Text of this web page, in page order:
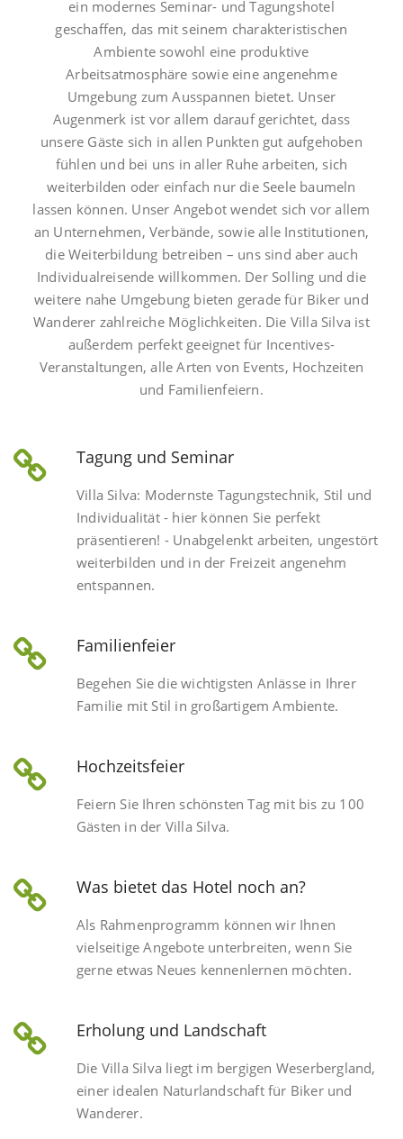
ein modernes Seminar- und Tagungshotel
geschaffen, das mit seinem charakteristischen
Ambiente sowohl eine produktive
Arbeitsatmosphäre sowie eine angenehme
Umgebung zum Ausspannen bietet. Unser
Augenmerk ist vor allem darauf gerichtet, dass
unsere Gäste sich in allen Punkten gut aufgehoben
fühlen und bei uns in aller Ruhe arbeiten, sich
weiterbilden oder einfach nur die Seele baumeln
lassen können. Unser Angebot wendet sich vor allem
an Unternehmen, Verbände, sowie alle Institutionen,
die Weiterbildung betreiben – uns sind aber auch
Individualreisende willkommen. Der Solling und die
weitere nahe Umgebung bieten gerade für Biker und
Wanderer zahlreiche Möglichkeiten. Die Villa Silva ist
außerdem perfekt geeignet für Incentives-
Veranstaltungen, alle Arten von Events, Hochzeiten
und Familienfeiern.
Tagung und Seminar
Villa Silva: Modernste Tagungstechnik, Stil und
Individualität - hier können Sie perfekt
präsentieren! - Unabgelenkt arbeiten, ungestört
weiterbilden und in der Freizeit angenehm
entspannen.
Familienfeier
Begehen Sie die wichtigsten Anlässe in Ihrer
Familie mit Stil in großartigem Ambiente.
Hochzeitsfeier
Feiern Sie Ihren schönsten Tag mit bis zu 100
Gästen in der Villa Silva.
Was bietet das Hotel noch an?
Als Rahmenprogramm können wir Ihnen
vielseitige Angebote unterbreiten, wenn Sie
gerne etwas Neues kennenlernen möchten.
Erholung und Landschaft
Die Villa Silva liegt im bergigen Weserbergland,
einer idealen Naturlandschaft für Biker und
Wanderer.